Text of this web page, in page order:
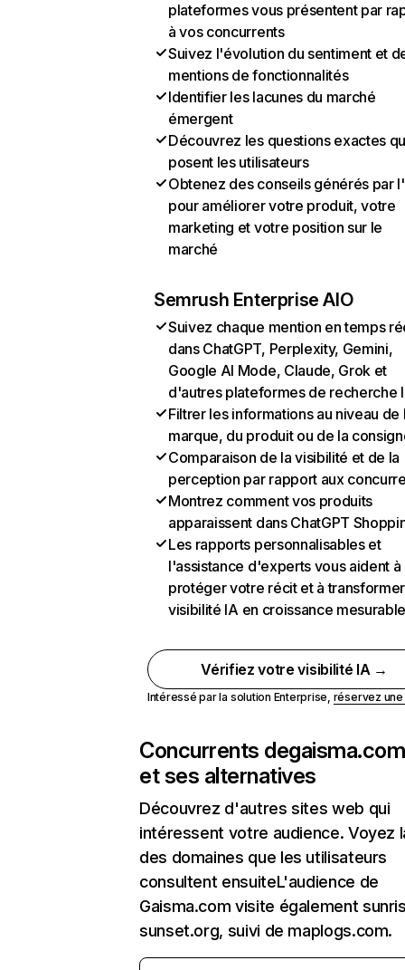
plateformes vous présentent par
à vos concurrents
Suivez l'évolution du sentiment et
mentions de fonctionnalités
Identifier les lacunes du marché
émergent
Découvrez les questions exactes
posent les utilisateurs
Obtenez des conseils générés par
pour améliorer votre produit, votre
marketing et votre position sur le
marché
Semrush Enterprise AIO
Suivez chaque mention en temps
dans ChatGPT, Perplexity, Gemini,
Google AI Mode, Claude, Grok et
d'autres plateformes de recherche
Filtrer les informations au niveau de
marque, du produit ou de la
Comparaison de la visibilité et de la
perception par rapport aux
Montrez comment vos produits
apparaissent dans ChatGPT
Les rapports personnalisables et
l'assistance d'experts vous aident à
protéger votre récit et à
visibilité IA en croissance
Vérifiez votre visibilité IA →
Intéressé par la solution Enterprise, réservez
Concurrents degaisma.com
et ses alternatives
Découvrez d'autres sites web qui
intéressent votre audience. Voyez
des domaines que les utilisateurs
consultent ensuiteL'audience de
Gaisma.com visite également
sunset.org, suivi de maplogs.com.